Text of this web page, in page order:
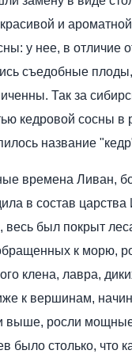
и
у нее, в отличие
съедобные
Так за
кедровой сосны в
название
времена Ливан,
в состав царства
весь был покрыт
к морю,
клена, лавра,
к вершинам,
выше, росли
было столько, что